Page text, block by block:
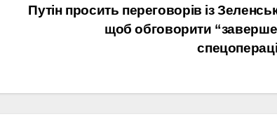
Путін просить переговорів із
щоб обговорити